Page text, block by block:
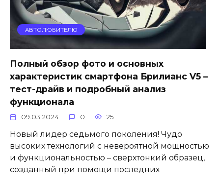
АВТОЛЮБИТЕЛЮ
Полный обзор фото и основных
характеристик смартфона Брилианс V5 –
тест-драйв и подробный анализ
функционала
09.03.2024 0 25
Новый лидер седьмого поколения! Чудо
высоких технологий с невероятной мощностью
и функциональностью – сверхтонкий образец,
созданный при помощи последних